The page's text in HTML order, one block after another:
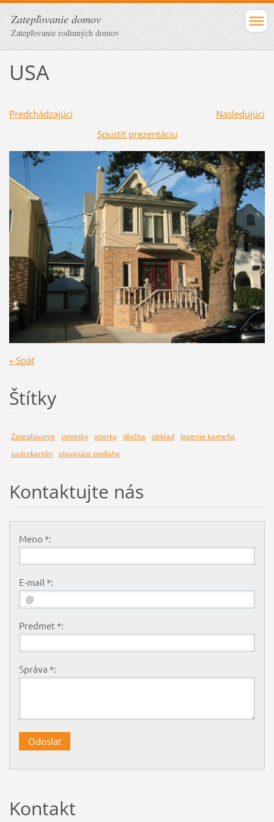
Zatepľovanie domov
Zatepľovanie rodinných domov
USA
Predchádzajúci
Nasledujúci
Spustiť prezentáciu
« Späť
Štítky
Zatepľovanie omietky stierky dlažba obklad
lepenie kameňa
sadrokartón
plavajúce podlahy
Kontaktujte nás
Meno *:
E-mail *:
Predmet *:
Správa *:
Kontakt